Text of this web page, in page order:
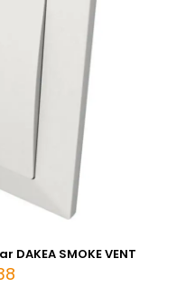
DAKEA SMOKE VENT